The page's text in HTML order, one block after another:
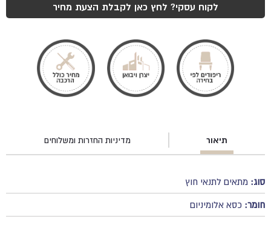
לקוח עסקי? לחץ כאן לקבלת הצעת מחיר
תיאור מדיניות החזרות ומשלוחים
סוג: מתאים לתנאי חוץ
חומר: כסא אלומיניום